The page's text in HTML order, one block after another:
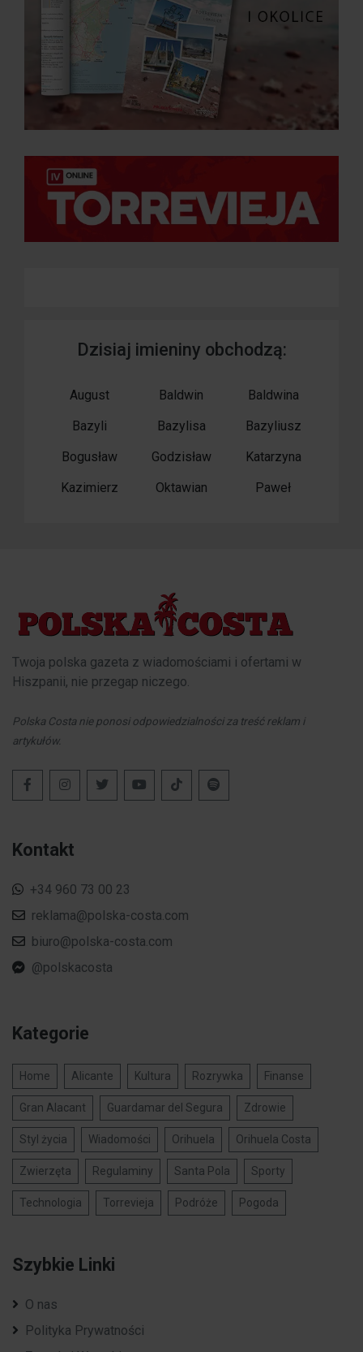
Dzisiaj imieniny obchodzą:
August Baldwin
Baldwina
Bazyli
Bazylisa
Bazyliusz
Bogusław
Godzisław
Katarzyna
Kazimierz
Oktawian Paweł
Twoja polska gazeta z wiadomościami i ofertami w
Hiszpanii, nie przegap niczego.
Polska Costa nie ponosi odpowiedzialności za treść reklam i
artykułów.
Kontakt
+34 960 73 00 23
reklama@polska-costa.com
biuro@polska-costa.com
@polskacosta
Kategorie
Home Alicante Kultura Rozrywka Finanse
Gran Alacant Guardamar del Segura Zdrowie
Styl życia Wiadomości Orihuela Orihuela Costa
Zwierzęta Regulaminy Santa Pola Sporty
Technologia Torrevieja Podróże Pogoda
Szybkie Linki
O nas
Polityka Prywatności